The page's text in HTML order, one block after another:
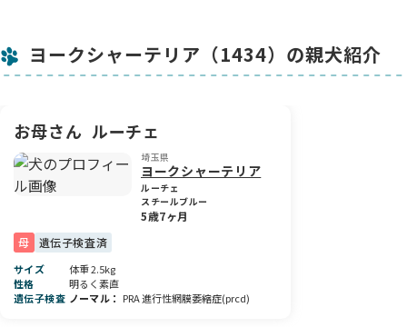
両親ともにチャンピオン犬という素晴らしい血統の子になりま
クリアとなりますので安心材料のひとつとしていただければと
なお、噛み合わせがオーバーになっておりますが、普段の生活
には支障なく元気に成長しております。
個性としてご理解いただき、この子の可愛らしさを受け止めて
くださる素敵なご家族とのご縁をお待ちしております😊
愛情いっぱいに育てておりますので、気になることがございま
したらお気軽にお問い合わせください🐾
ヨークシャーテリア（1434）の親犬紹介
お母さん ルーチェ
埼玉県
ヨークシャーテリア
ルーチェ
スチールブルー
5歳7ヶ月
母
遺伝子検査済
サイズ
体重 2.5kg
性格
明るく素直
遺伝子検査 ノーマル PRA 進行性網膜萎縮症(prcd)